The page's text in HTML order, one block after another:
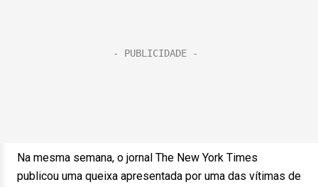
Na mesma semana, o jornal The New York Times
publicou uma queixa apresentada por uma das vítimas de